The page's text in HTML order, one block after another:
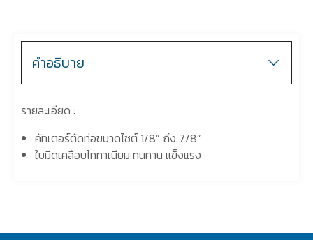
คำอธิบาย
รายละเอียด :
คัทเตอร์ตัดท่อขนาดไซต์ 1/8” ถึง 7/8”
ใบมีดเคลือบไททาเนียม ทนทาน แข็งแรง